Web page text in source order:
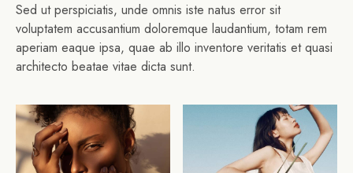
Sed ut perspiciatis, unde omnis iste natus error sit
voluptatem accusantium doloremque laudantium, totam rem
aperiam eaque ipsa, quae ab illo inventore veritatis et quasi
architecto beatae vitae dicta sunt.